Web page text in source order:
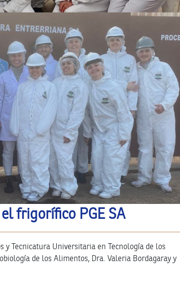
frigorífico PGE SA
Tecnicatura Universitaria en Tecnología de los
de los Alimentos, Dra. Valeria Bordagaray y